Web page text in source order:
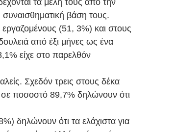
τα μέλη τους από την
συναισθηματική βάση τους.
(51, 3%) και στους
από έξι μήνες ως ένα
είχε στο παρελθόν
Σχεδόν τρεις στους δέκα
σε ποσοστό 89,7% δηλώνουν ότι
δηλώνουν ότι τα ελάχιστα για